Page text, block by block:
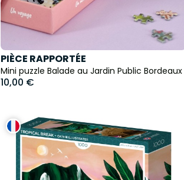
PIÈCE RAPPORTÉE
Mini puzzle Balade au Jardin Public Bordeaux
10,00 €